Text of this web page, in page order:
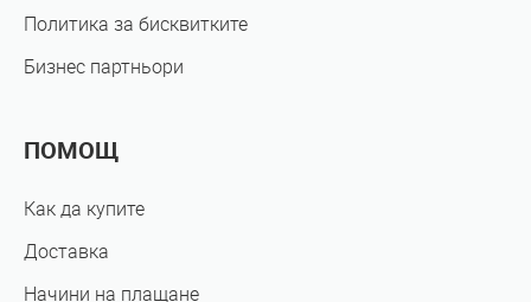
Политика за бисквитките
Бизнес партньори
ПОМОЩ
Как да купите
Доставка
Начини на плащане